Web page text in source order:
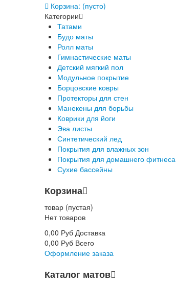
Корзина: (пусто)
Категории
Татами
Будо маты
Ролл маты
Гимнастические маты
Детский мягкий пол
Модульное покрытие
Борцовские ковры
Протекторы для стен
Манекены для борьбы
Коврики для йоги
Эва листы
Синтетический лед
Покрытия для влажных зон
Покрытия для домашнего фитнеса
Сухие бассейны
Корзина
товар (пустая)
Нет товаров
0,00 Руб Доставка
0,00 Руб Всего
Оформление заказа
Каталог матов